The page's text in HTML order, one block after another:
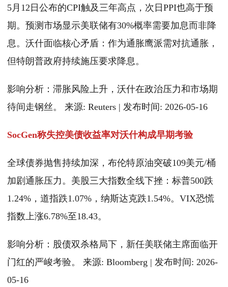
5月12日公布的CPI触及三年高点，次日PPI也高于预
期。预测市场显示美联储有30%概率需要加息而非降
息。沃什面临核心矛盾：作为通胀鹰派需对抗通胀，
但特朗普政府持续施压要求降息。
影响分析：滞胀风险上升，沃什在政治压力和市场期
待间走钢丝。 来源: Reuters | 发布时间: 2026-05-16
SocGen称失控美债收益率对沃什构成早期考验
全球债券抛售持续加深，布伦特原油突破109美元/桶
加剧通胀压力。美股三大指数全线下挫：标普500跌
1.24%，道指跌1.07%，纳斯达克跌1.54%。VIX恐慌
指数上涨6.78%至18.43。
影响分析：股债双杀格局下，新任美联储主席面临开
门红的严峻考验。 来源: Bloomberg | 发布时间: 2026-
05-16